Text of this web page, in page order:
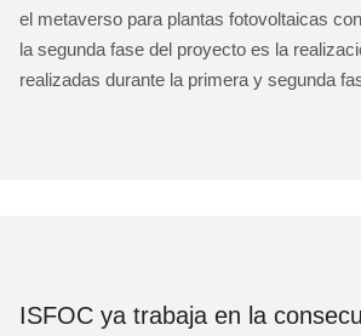
el metaverso para plantas fotovoltaicas
la segunda fase del proyecto es la
realizadas durante la primera y segunda
ISFOC ya trabaja en la